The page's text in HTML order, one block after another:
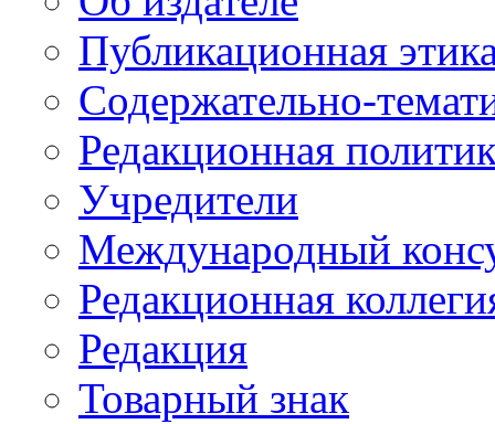
Публикационная
Содержательно-
Редакционная
Учредители
Международный
Редакционная
Редакция
Товарный знак